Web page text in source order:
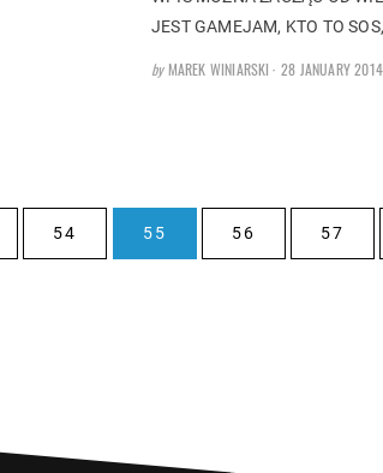
JEST GAMEJAM, KTO TO
byMAREK WINIARSKI
POSTED
28 JANUARY 2014
PAGE
54 PAGE
55 PAGE
56 PAGE
57